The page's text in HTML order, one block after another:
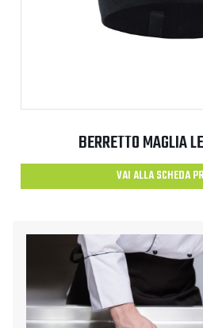
BERRETTO MAGLIA
VAI ALLA SCHEDA